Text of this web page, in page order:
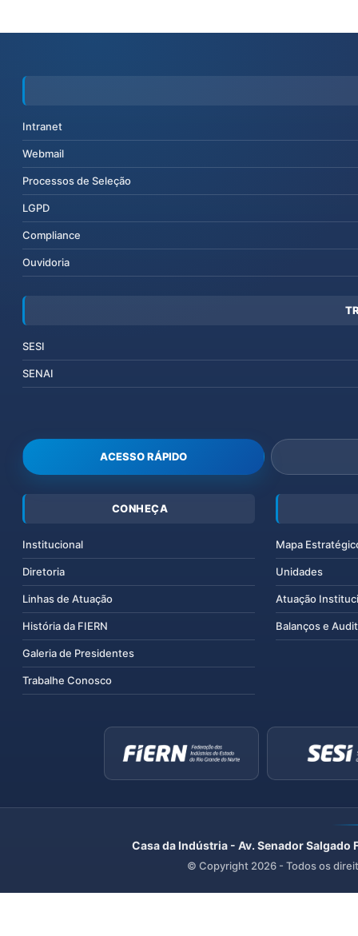
Intranet
Webmail
Processos de Seleção
LGPD
Compliance
Ouvidoria
SESI
SENAI
ACESSO RÁPIDO
CONHEÇA
Institucional
Diretoria
Linhas de Atuação
História da FIERN
Galeria de Presidentes
Trabalhe Conosco
Mapa
Unidades
Atuação
Balanços e
Casa da Indústria - Av. Senador
© Copyright 2026 - Todos os